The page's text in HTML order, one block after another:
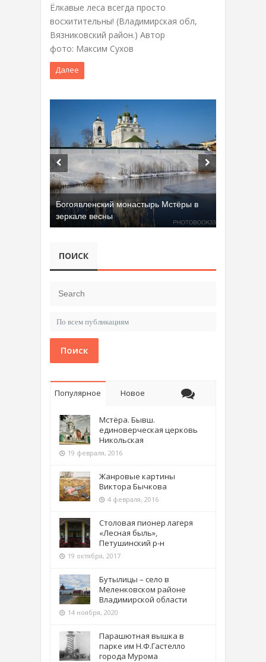
Ёлкавые леса всегда просто
восхитительны! (Владимирская обл,
Вязниковский район.) Автор
фото: Максим Сухов
Далее
Богоявленский монастырь Мстёры в
зеркале весны
ПОИСК
Поиск
Популярное Новое
Мстёра. Бывш.
единоверческая церковь
Никольская
19 февраля, 2016
Жанровые картины
Виктора Бычкова
4 февраля, 2016
Столовая пионер лагеря
«Лесная быль»,
Петушинский р-н
19 октября, 2017
Бутылицы – село в
Меленковском районе
Владимирской области
14 ноября, 2020
Парашютная вышка в
парке им Н.Ф.Гастелло
города Мурома